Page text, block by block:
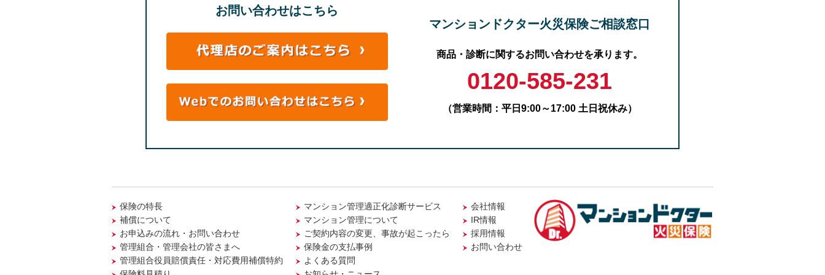
お問い合わせはこちら
マンションドクター火災保険ご相談窓口
商品・診断に関するお問い合わせを承ります。
0120-585-231
（営業時間：平日9:00～17:00 土日祝休み）
保険の特長
補償について
お申込みの流れ・お問い合わせ
管理組合・管理会社の皆さまへ
管理組合役員賠償責任・対応費用補償特約
マンション管理適正化診断サービス
マンション管理について
ご契約内容の変更、事故が起こったら
保険金の支払事例
よくある質問
会社情報
IR情報
採用情報
お問い合わせ